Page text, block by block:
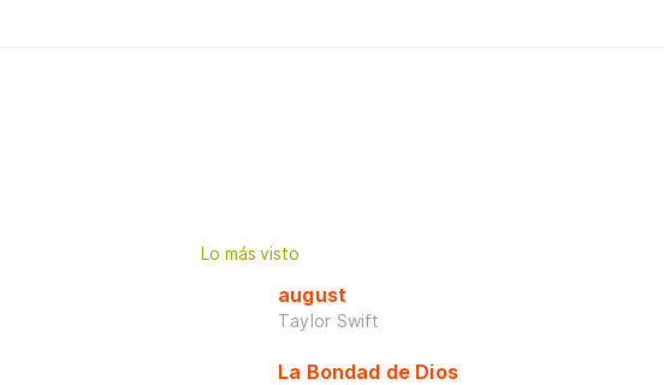
Lo más visto
august
Taylor Swift
La Bondad de Dios